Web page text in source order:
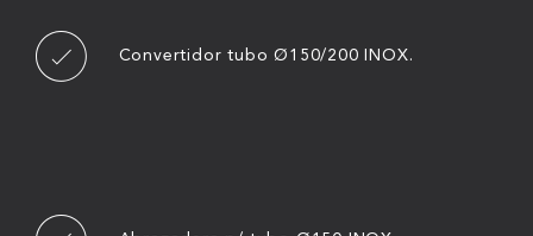
Convertidor tubo Ø150/200 INOX.